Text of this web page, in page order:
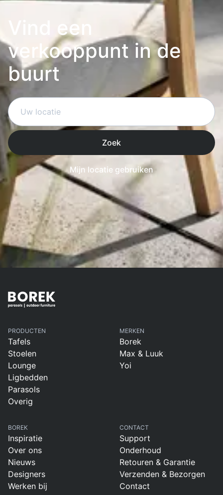
Vind een
verkooppunt in de
buurt
Zoek
Mijn locatie gebruiken
PRODUCTEN
Tafels
Stoelen
Lounge
Ligbedden
Parasols
Overig
MERKEN
Borek
Max & Luuk
Yoi
BOREK
Inspiratie
Over ons
Nieuws
Designers
Werken bij
CONTACT
Support
Onderhoud
Retouren & Garantie
Verzenden & Bezorgen
Contact